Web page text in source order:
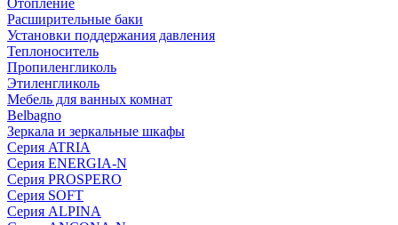
Отопление
Расширительные баки
Установки поддержания давления
Теплоноситель
Пропиленгликоль
Этиленгликоль
Мебель для ванных комнат
Belbagno
Зеркала и зеркальные шкафы
Серия ATRIA
Серия ENERGIA-N
Серия PROSPERO
Серия SOFT
Серия ALPINA